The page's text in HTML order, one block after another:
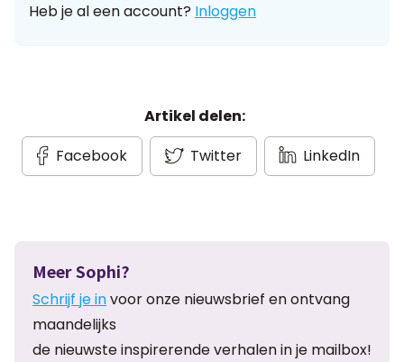
Heb je al een account? Inloggen
Artikel delen:
Facebook
Twitter LinkedIn
Meer Sophi?
Schrijf je invoor onze nieuwsbrief en ontvang
maandelijks
de nieuwste inspirerende verhalen in je mailbox!